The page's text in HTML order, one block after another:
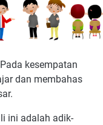
kesempatan
dan membahas
ini adalah adik-